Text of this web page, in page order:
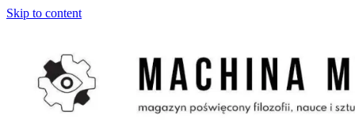
Skip to content